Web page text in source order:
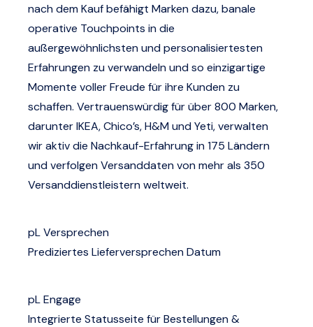
nach dem Kauf befähigt Marken dazu, banale
operative Touchpoints in die
außergewöhnlichsten und personalisiertesten
Erfahrungen zu verwandeln und so einzigartige
Momente voller Freude für ihre Kunden zu
schaffen. Vertrauenswürdig für über 800 Marken,
darunter IKEA, Chico’s, H&M und Yeti, verwalten
wir aktiv die Nachkauf-Erfahrung in 175 Ländern
und verfolgen Versanddaten von mehr als 350
Versanddienstleistern weltweit.
pL Versprechen
Prediziertes Lieferversprechen Datum
pL Engage
Integrierte Statusseite für Bestellungen &